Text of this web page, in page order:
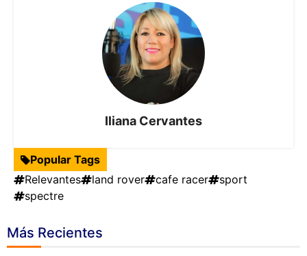
Iliana Cervantes
Popular Tags
Relevantes
land rover cafe racer
sport
spectre
Más Recientes